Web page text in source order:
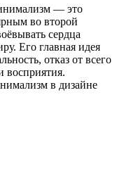
— это
во второй
сердца
Его главная идея
отказ от всего
восприятия.
в дизайне